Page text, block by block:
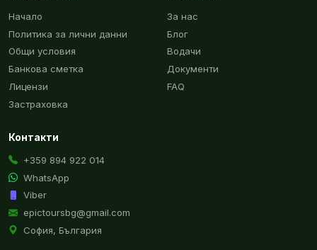
Начало
Политика за лични данни
Общи условия
Банкова сметка
Лицензи
Застраховка
За нас
Блог
Водачи
Документи
FAQ
Контакти
+359 894 922 014
WhatsApp
Viber
epictoursbg@gmail.com
София, България